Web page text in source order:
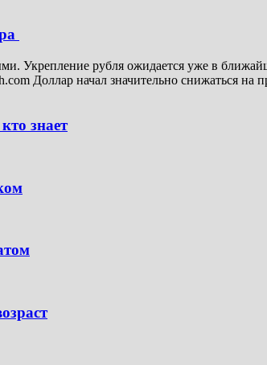
Укрепление рубля ожидается уже в
Доллар начал значительно снижаться на
знает